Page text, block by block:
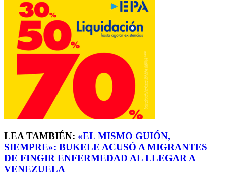
LEA TAMBIÉN: «EL MISMO GUIÓN,
SIEMPRE»: BUKELE ACUSÓ A MIGRANTES
DE FINGIR ENFERMEDAD AL LLEGAR A
VENEZUELA